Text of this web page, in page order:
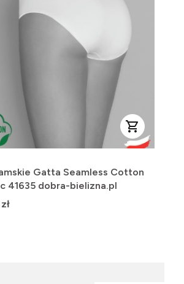
Gatta Seamless Cotton
41635 dobra-bielizna.pl